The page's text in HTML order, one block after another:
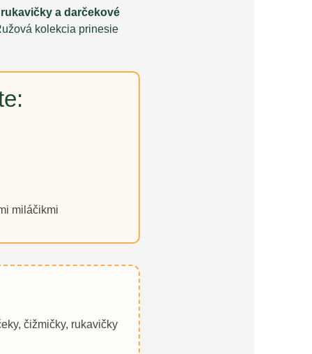
a darčekové
kolekcia prinesie
miláčikmi
čižmičky, rukavičky